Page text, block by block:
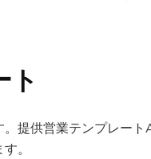
ト
提供営業テンプレート
。